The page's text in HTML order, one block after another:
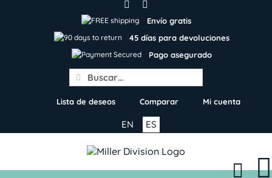
Envío gratis
45 días para devoluciones
Pago asegurado
Search
for:
Lista de deseos Comparar Mi cuenta
ES
EN